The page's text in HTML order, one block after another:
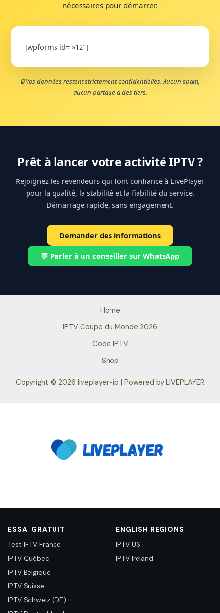
nécessaires pour démarrer.
[wpforms id= »12″]
🔒 Vos données restent strictement confidentielles. Aucun spam,
aucun partage à des tiers.
Prêt à lancer votre activité IPTV ?
Rejoignez les revendeurs qui font confiance à LivePlayer
pour la qualité, la stabilité et la fiabilité du service.
Démarrage rapide, sans engagement.
Demander des informations
💬 Parler à un conseiller sur WhatsApp
Home
IPTV Coupe du Monde 2026
Code IPTV
Shop
Copyright © 2026 liveplayer-ip | Powered by LIVEPLAYER
ESSAI GRATUIT
Test IPTV France
IPTV Québec
IPTV Belgique
IPTV Suisse
IPTV Schweiz (DE)
ENGLISH REGIONS
IPTV US
IPTV Ireland